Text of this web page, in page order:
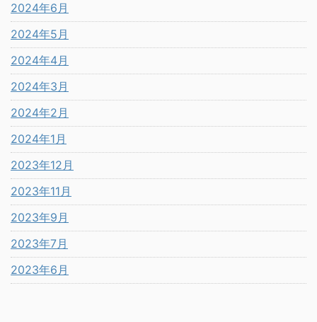
2024年6月
2024年5月
2024年4月
2024年3月
2024年2月
2024年1月
2023年12月
2023年11月
2023年9月
2023年7月
2023年6月